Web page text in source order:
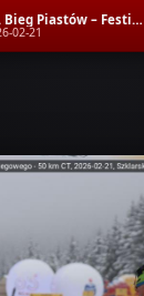
50. Bieg Piastów – Festiwal Narciarstwa Biegowego - 50 km CT
02-21